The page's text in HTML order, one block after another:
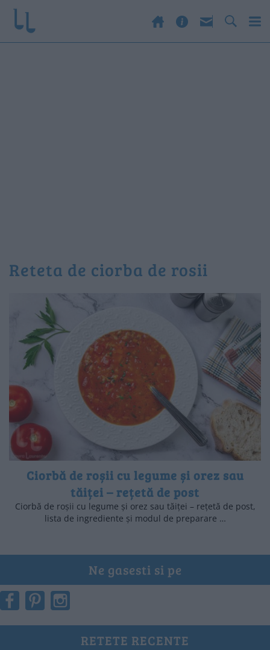
reteta de ciorba de rosii
Ciorbă de roșii cu legume și orez sau
tăiței – rețetă de post
Ciorbă de roșii cu legume și orez sau tăiței – rețetă de post,
lista de ingrediente și modul de preparare …
Ne gasesti si pe
RETETE RECENTE